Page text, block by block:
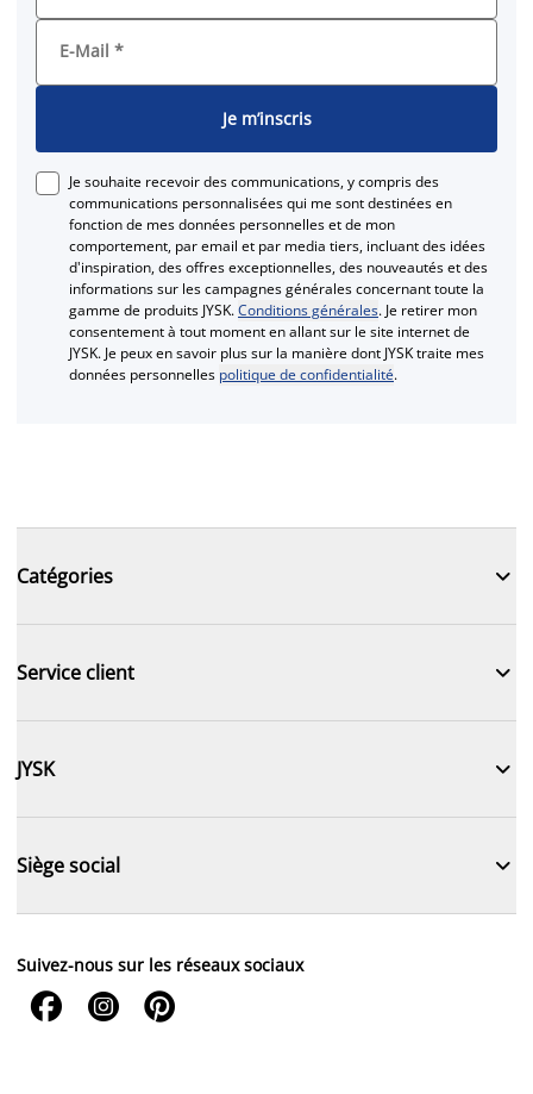
E-Mail *
Je m’inscris
Je souhaite recevoir des communications, y compris des
communications personnalisées qui me sont destinées en
fonction de mes données personnelles et de mon
comportement, par email et par media tiers, incluant des idées
d'inspiration, des offres exceptionnelles, des nouveautés et des
informations sur les campagnes générales concernant toute la
gamme de produits JYSK.Conditions générales. Je retirer mon
consentement à tout moment en allant sur le site internet de
JYSK. Je peux en savoir plus sur la manière dont JYSK traite mes
données personnelles politique de confidentialité.
Catégories 
Service client 
JYSK 
Siège social 
Suivez-nous sur les réseaux sociaux
  